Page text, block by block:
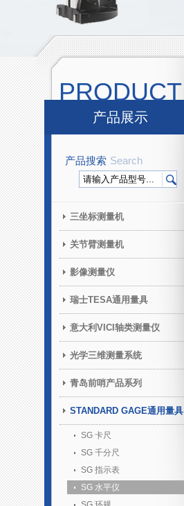
PRODUCT
产品展示
产品搜索 Search
三坐标测量机
关节臂测量机
影像测量仪
瑞士TESA通用量具
意大利VICI轴类测量仪
光学三维测量系统
青岛前哨产品系列
STANDARD GAGE通用量具
SG 卡尺
SG 千分尺
SG 指示表
SG 水平仪